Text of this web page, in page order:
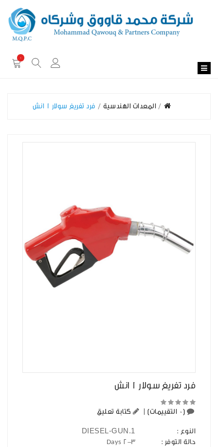
0
المعدات الهندسية فرد تفريغ سولار 1 انش
فرد تفريغ سولار 1 انش
(0 التقييمات) كتابة تعليق
النوع :
حالة التوفر :